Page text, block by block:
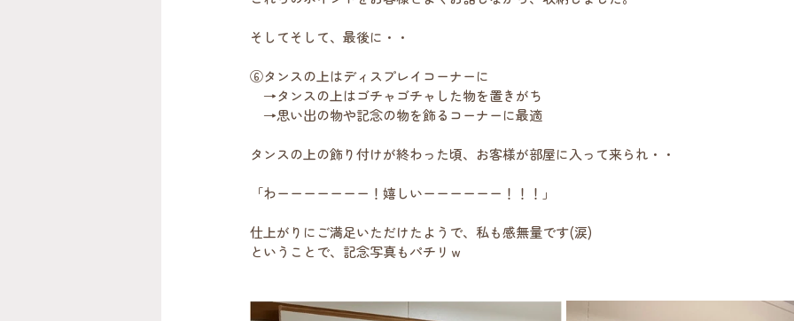
そしてそして、最後に・・
⑥タンスの上はディスプレイコーナーに
→タンスの上はゴチャゴチャした物を置きがち
→思い出の物や記念の物を飾るコーナーに最適
タンスの上の飾り付けが終わった頃、お客様が部屋に入って来られ・・
「わーーーーーーー！嬉しいーーーーーー！！！」
仕上がりにご満足いただけたようで、私も感無量です(涙)
ということで、記念写真もパチリｗ